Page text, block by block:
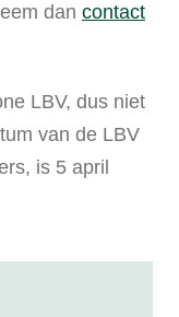
dan contact
LBV, dus niet
van de LBV
is 5 april